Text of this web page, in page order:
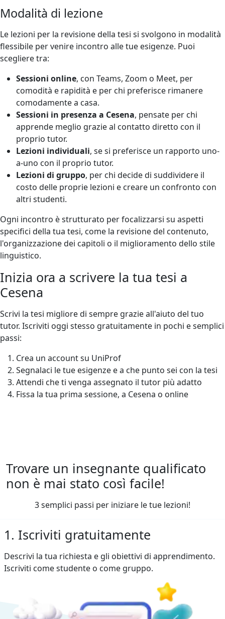
Modalità di lezione
Le lezioni per la revisione della tesi si svolgono in modalità
flessibile per venire incontro alle tue esigenze. Puoi
scegliere tra:
Sessioni online, con Teams, Zoom o Meet, per
comodità e rapidità e per chi preferisce rimanere
comodamente a casa.
Sessioni in presenza a Cesena, pensate per chi
apprende meglio grazie al contatto diretto con il
proprio tutor.
Lezioni individuali, se si preferisce un rapporto uno-
a-uno con il proprio tutor.
Lezioni di gruppo, per chi decide di suddividere il
costo delle proprie lezioni e creare un confronto con
altri studenti.
Ogni incontro è strutturato per focalizzarsi su aspetti
specifici della tua tesi, come la revisione del contenuto,
l'organizzazione dei capitoli o il miglioramento dello stile
linguistico.
Inizia ora a scrivere la tua tesi a
Cesena
Scrivi la tesi migliore di sempre grazie all'aiuto del tuo
tutor. Iscriviti oggi stesso gratuitamente in pochi e semplici
passi:
Crea un account su UniProf
Segnalaci le tue esigenze e a che punto sei con la tesi
Attendi che ti venga assegnato il tutor più adatto
Fissa la tua prima sessione, a Cesena o online
Trovare un insegnante qualificato
non è mai stato così facile!
3 semplici passi per iniziare le tue lezioni!
1. Iscriviti gratuitamente
Descrivi la tua richiesta e gli obiettivi di apprendimento.
Iscriviti come studente o come gruppo.